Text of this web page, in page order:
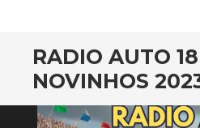
RADIO AUTO
NOVINHOS